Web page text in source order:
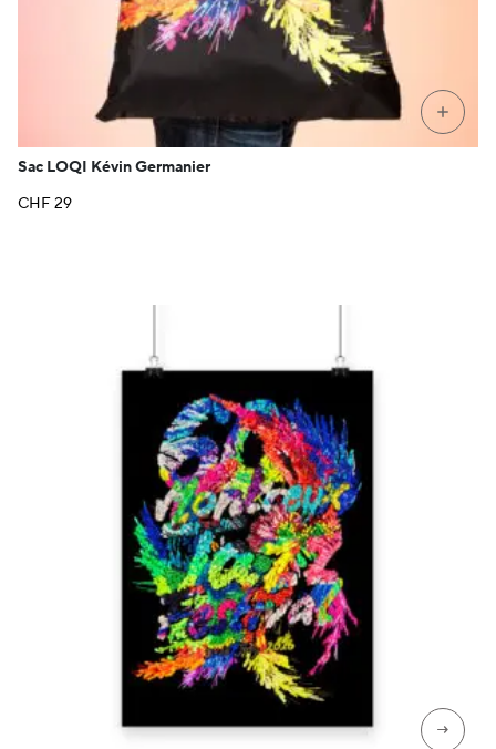
+
Sac LOQI Kévin Germanier
CHF29
→